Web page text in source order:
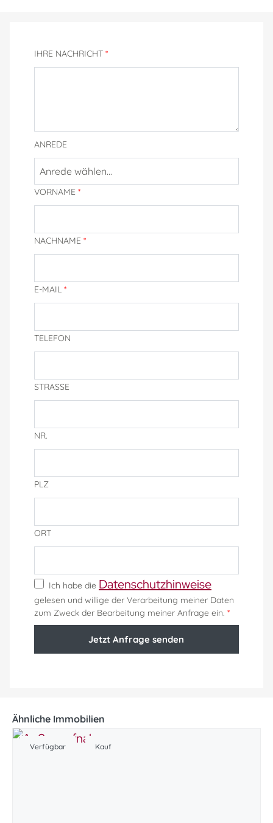
IHRE NACHRICHT *
ANREDE
VORNAME *
NACHNAME *
E-MAIL *
TELEFON
STRASSE
NR.
PLZ
ORT
Ich habe die Datenschutzhinweise
gelesen und willige der Verarbeitung meiner Daten
zum Zweck der Bearbeitung meiner Anfrage ein. *
Jetzt Anfrage senden
Ähnliche Immobilien
Verfügbar Kauf